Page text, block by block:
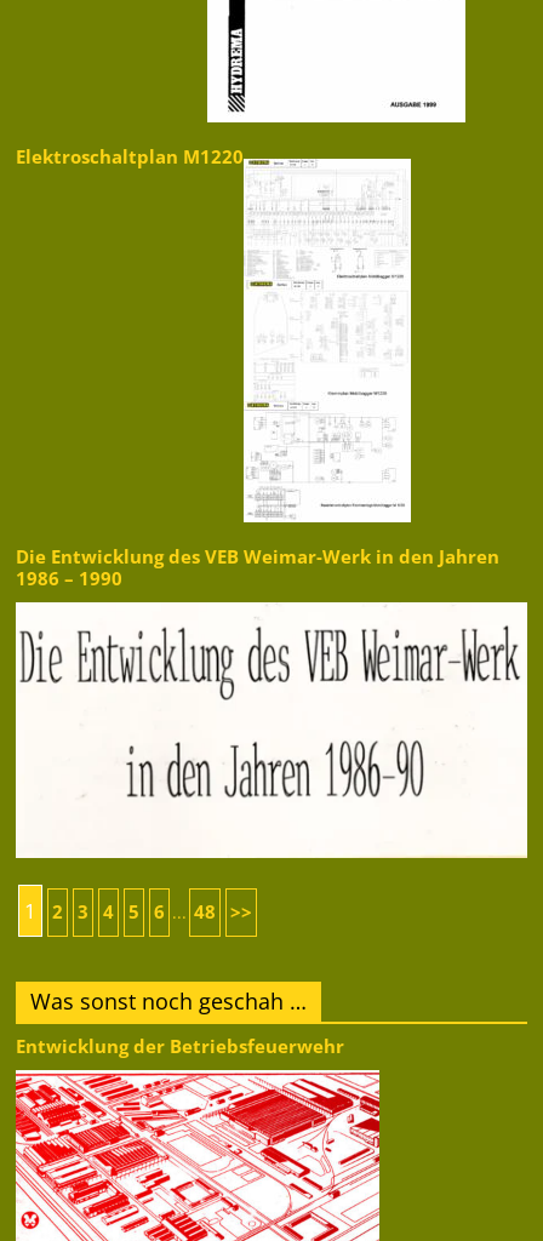
Elektroschaltplan M1220
Die Entwicklung des VEB Weimar-Werk in den Jahren
1986 – 1990
1 2 3 4 5 6 ... 48 >>
Was sonst noch geschah …
Entwicklung der Betriebsfeuerwehr